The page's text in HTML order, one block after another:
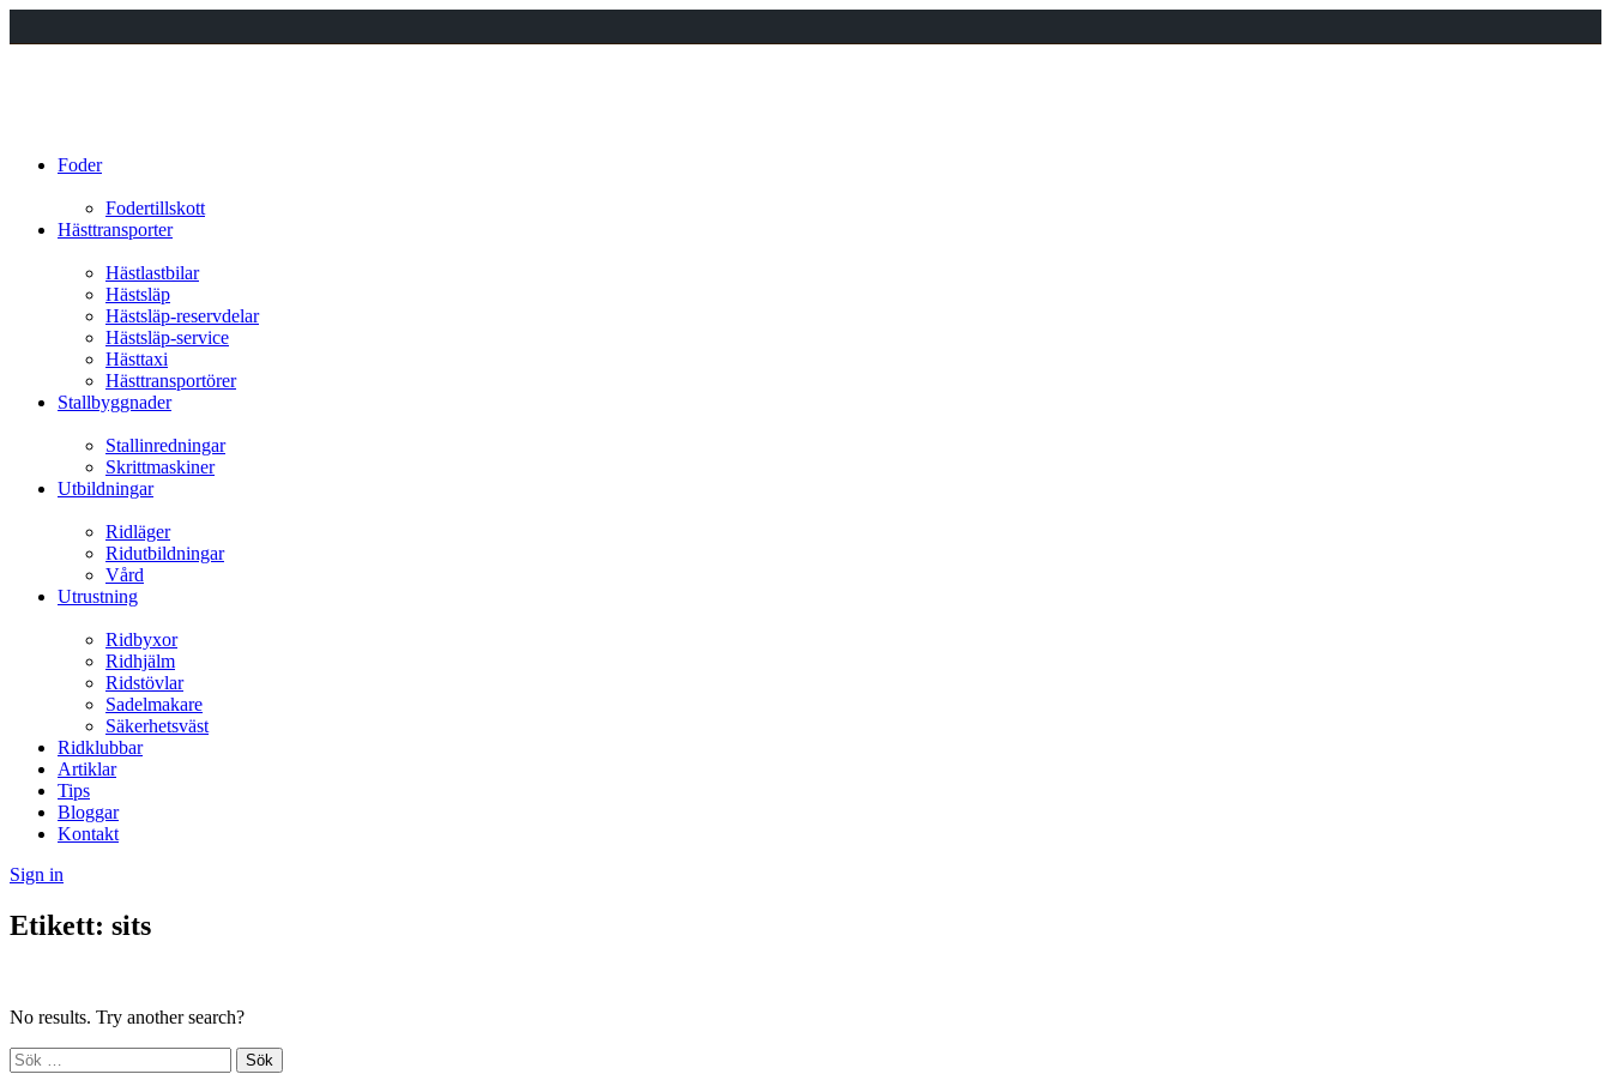
Foder
Fodertillskott
Hästtransporter
Hästlastbilar
Hästsläp
Hästsläp-reservdelar
Hästsläp-service
Hästtaxi
Hästtransportörer
Stallbyggnader
Stallinredningar
Skrittmaskiner
Utbildningar
Ridläger
Ridutbildningar
Vård
Utrustning
Ridbyxor
Ridhjälm
Ridstövlar
Sadelmakare
Säkerhetsväst
Ridklubbar
Artiklar
Tips
Bloggar
Kontakt
Sign in
Etikett: sits
No results. Try another search?
Sök